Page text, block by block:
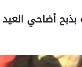
أضاحي العيد